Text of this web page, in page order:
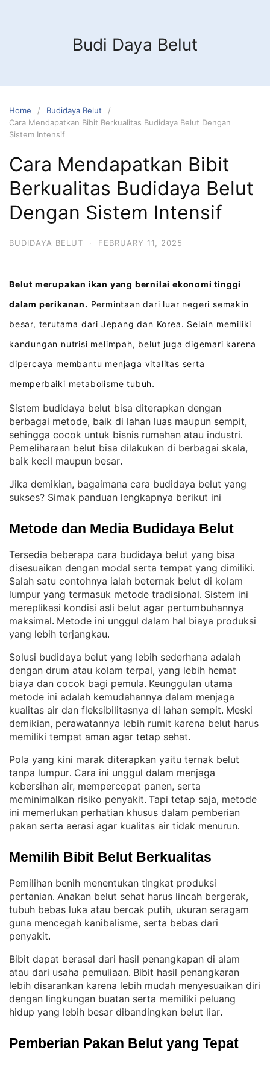
Budi Daya Belut
Home
Budidaya Belut
Cara Mendapatkan Bibit Berkualitas Budidaya Belut Dengan
Sistem Intensif
Cara Mendapatkan Bibit
Berkualitas Budidaya Belut
Dengan Sistem Intensif
BUDIDAYA BELUT · FEBRUARY 11, 2025
Belut merupakan ikan yang bernilai ekonomi tinggi
dalam perikanan. Permintaan dari luar negeri semakin
besar, terutama dari Jepang dan Korea. Selain memiliki
kandungan nutrisi melimpah, belut juga digemari karena
dipercaya membantu menjaga vitalitas serta
memperbaiki metabolisme tubuh.
Sistem budidaya belut bisa diterapkan dengan
berbagai metode, baik di lahan luas maupun sempit,
sehingga cocok untuk bisnis rumahan atau industri
Pemeliharaan belut bisa dilakukan di berbagai skala,
baik kecil maupun besar.
Jika demikian, bagaimana cara budidaya belut yang
sukses? Simak panduan lengkapnya berikut ini
Metode dan Media Budidaya Belut
Tersedia beberapa cara budidaya belut yang bisa
disesuaikan dengan modal serta tempat yang dimiliki
Salah satu contohnya ialah beternak belut di kolam
lumpur yang termasuk metode tradisional. Sistem ini
mereplikasi kondisi asli belut agar pertumbuhannya
maksimal. Metode ini unggul dalam hal biaya produksi
yang lebih terjangkau.
Solusi budidaya belut yang lebih sederhana adalah
dengan drum atau kolam terpal, yang lebih hemat
biaya dan cocok bagi pemula. Keunggulan utama
metode ini adalah kemudahannya dalam menjaga
kualitas air dan fleksibilitasnya di lahan sempit. Meski
demikian, perawatannya lebih rumit karena belut harus
memiliki tempat aman agar tetap sehat.
Pola yang kini marak diterapkan yaitu ternak belut
tanpa lumpur. Cara ini unggul dalam menjaga
kebersihan air, mempercepat panen, serta
meminimalkan risiko penyakit. Tapi tetap saja, metode
ini memerlukan perhatian khusus dalam pemberian
pakan serta aerasi agar kualitas air tidak menurun.
Memilih Bibit Belut Berkualitas
Pemilihan benih menentukan tingkat produksi
pertanian. Anakan belut sehat harus lincah bergerak,
tubuh bebas luka atau bercak putih, ukuran seragam
guna mencegah kanibalisme, serta bebas dari
penyakit.
Bibit dapat berasal dari hasil penangkapan di alam
atau dari usaha pemuliaan. Bibit hasil penangkaran
lebih disarankan karena lebih mudah menyesuaikan diri
dengan lingkungan buatan serta memiliki peluang
hidup yang lebih besar dibandingkan belut liar.
Pemberian Pakan Belut yang Tepat